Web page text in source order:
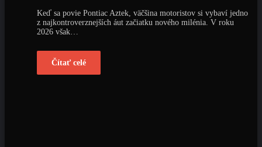
Keď sa povie Pontiac Aztek, väčšina motoristov si vybaví jedno
z najkontroverznejších áut začiatku nového milénia. V roku
2026 však…
Čítať celé